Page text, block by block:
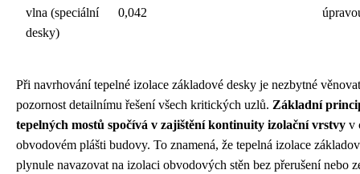
vlna (speciální
desky)
0,042
Při navrhování tepelné izolace základové desky je nezbytné
pozornost detailnímu řešení všech kritických uzlů. Základní
tepelných mostů spočívá v zajištění kontinuity izolační vrstvy v
obvodovém plášti budovy. To znamená, že tepelná izolace
plynule navazovat na izolaci obvodových stěn bez přerušení nebo